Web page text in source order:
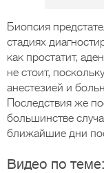
Биопсия
стадиях
как простатит,
не стоит,
анестезией и
Последствия же
большинстве
ближайшие дни
Видео по теме: